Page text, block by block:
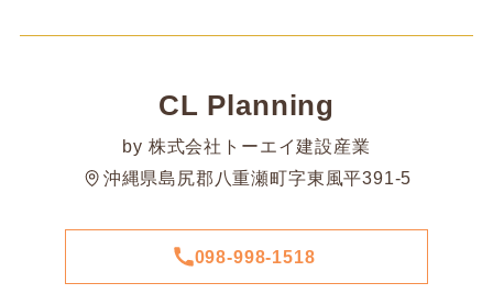
CL Planning
by 株式会社トーエイ建設産業
沖縄県島尻郡八重瀬町字東風平391-5
098-998-1518